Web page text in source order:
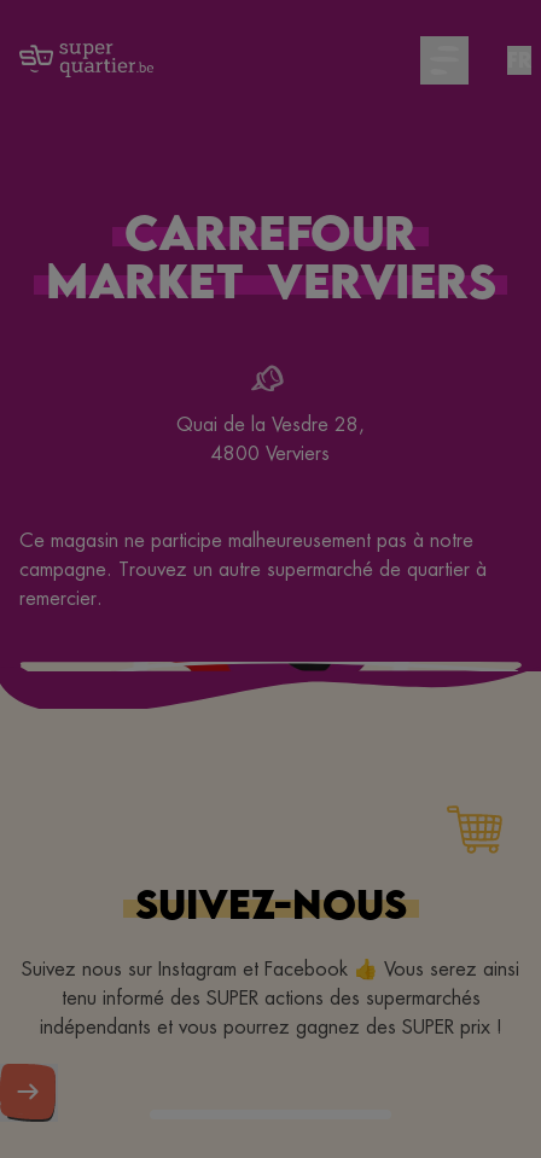
Open main
Carrefour
Market Verviers
Quai de la Vesdre 28,
4800 Verviers
Ce magasin ne participe malheureusement pas à notre
campagne. Trouvez un autre supermarché de quartier à
remercier.
SUIVEZ-NOUS
Suivez nous sur Instagram et Facebook 👍 Vous serez ainsi
tenu informé des SUPER actions des supermarchés
indépendants et vous pourrez gagnez des SUPER prix !